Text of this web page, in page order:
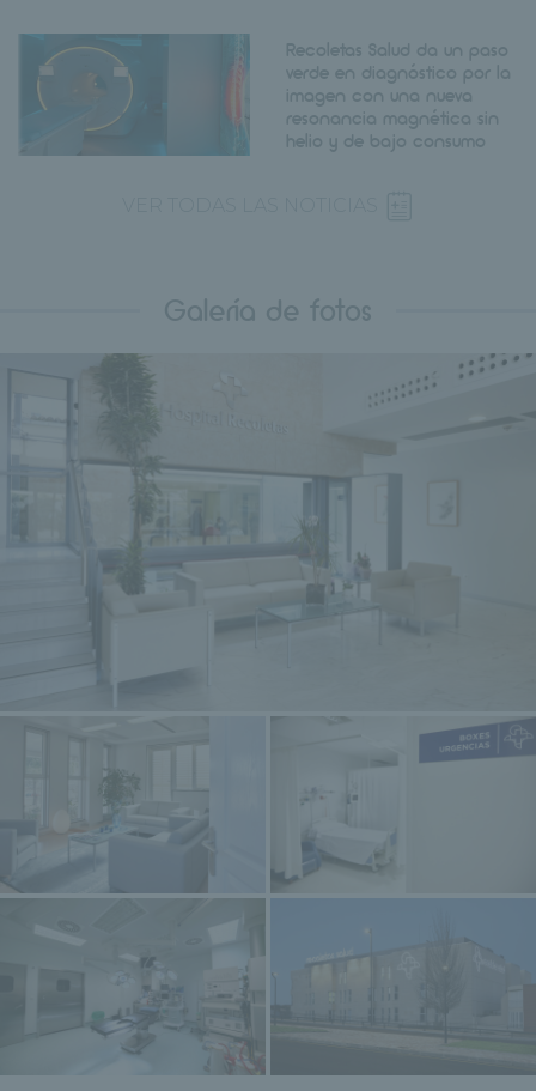
Recoletas Salud da un paso
verde en diagnóstico por la
imagen con una nueva
resonancia magnética sin
helio y de bajo consumo
Galería de fotos